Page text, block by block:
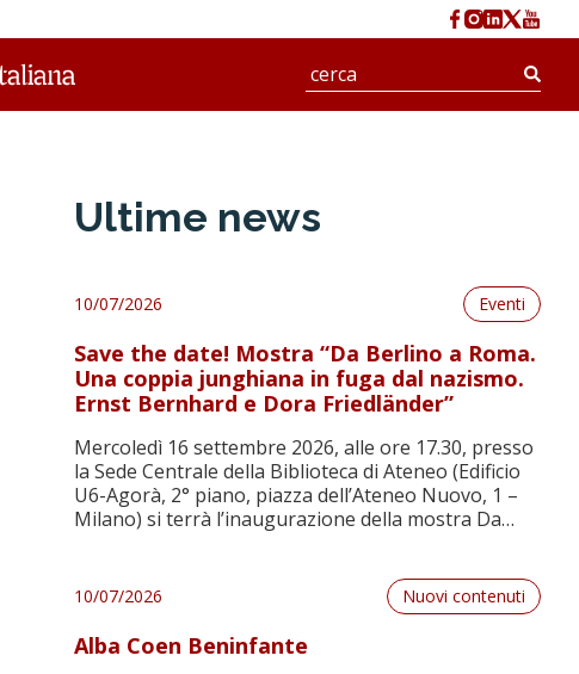
Ultime news
10/07/2026 Eventi
Save the date! Mostra “Da Berlino a Roma.
Una coppia junghiana in fuga dal nazismo.
Ernst Bernhard e Dora Friedländer”
Mercoledì 16 settembre 2026, alle ore 17.30, presso
la Sede Centrale della Biblioteca di Ateneo (Edificio
U6-Agorà, 2° piano, piazza dell’Ateneo Nuovo, 1 –
Milano) si terrà l’inaugurazione della mostra Da
di Matteo Fiorani. A 130 anni dalla […]
10/07/2026 Nuovi contenuti
Alba Coen Beninfante